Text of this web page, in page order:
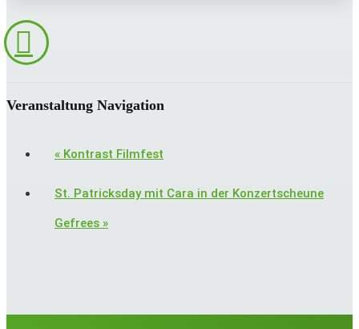
Veranstaltung Navigation
« Kontrast Filmfest
St. Patricksday mit Cara in der Konzertscheune
Gefrees »